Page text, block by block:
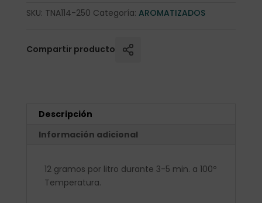
SKU: TNA114-250 Categoría: AROMATIZADOS
Compartir producto
Descripción
Información adicional
12 gramos por litro durante 3-5 min. a 100º
Temperatura.